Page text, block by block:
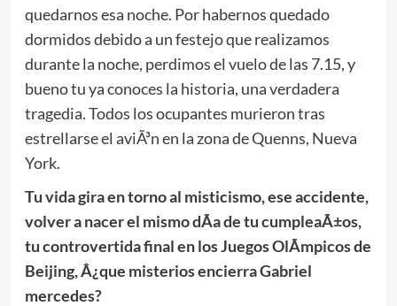
quedarnos esa noche. Por habernos quedado
dormidos debido a un festejo que realizamos
durante la noche, perdimos el vuelo de las 7.15, y
bueno tu ya conoces la historia, una verdadera
tragedia. Todos los ocupantes murieron tras
estrellarse el aviÃ³n en la zona de Quenns, Nueva
York.
Tu vida gira en torno al misticismo, ese accidente,
volver a nacer el mismo dÃ­a de tu cumpleaÃ±os,
tu controvertida final en los Juegos OlÃ­mpicos de
Beijing, Â¿que misterios encierra Gabriel
mercedes?